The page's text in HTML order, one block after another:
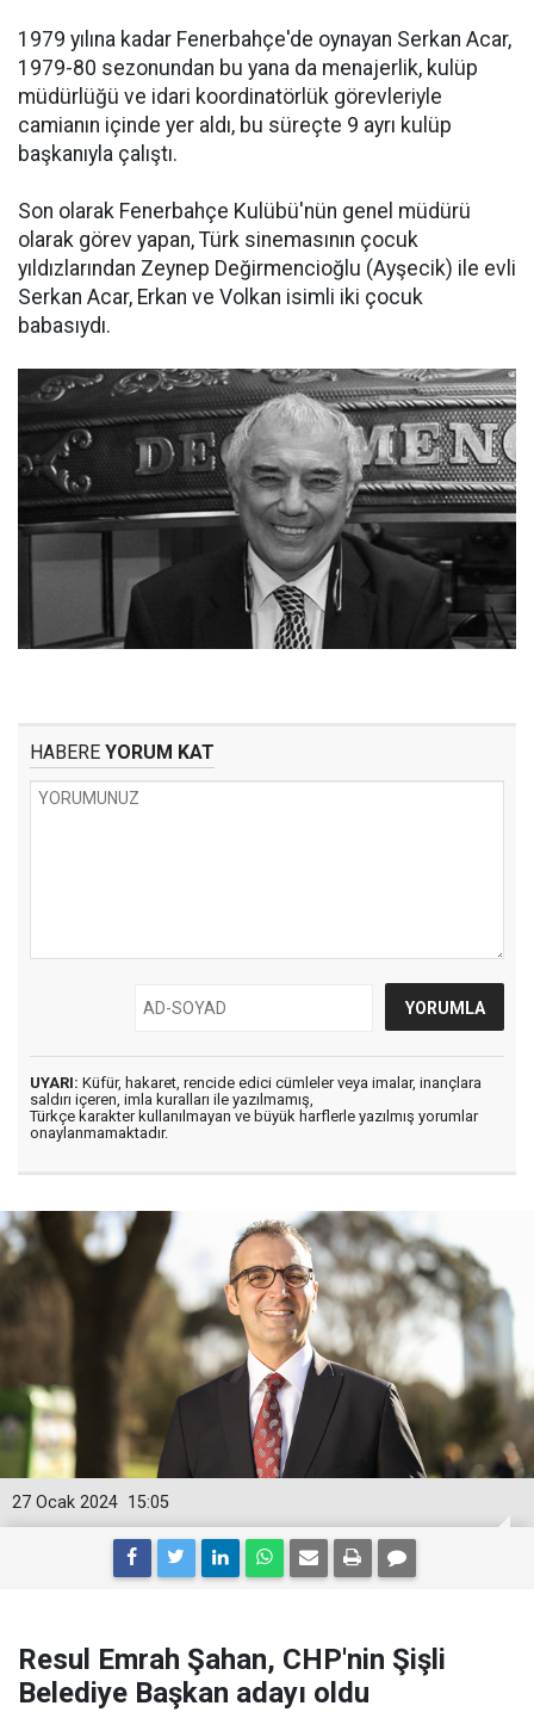
1979 yılına kadar Fenerbahçe'de oynayan Serkan Acar,
1979-80 sezonundan bu yana da menajerlik, kulüp
müdürlüğü ve idari koordinatörlük görevleriyle
camianın içinde yer aldı, bu süreçte 9 ayrı kulüp
başkanıyla çalıştı.
Son olarak Fenerbahçe Kulübü'nün genel müdürü
olarak görev yapan, Türk sinemasının çocuk
yıldızlarından Zeynep Değirmencioğlu (Ayşecik) ile evli
Serkan Acar, Erkan ve Volkan isimli iki çocuk
babasıydı.
HABERE YORUM KAT
UYARI: Küfür, hakaret, rencide edici cümleler veya imalar, inançlara
saldırı içeren, imla kuralları ile yazılmamış,
Türkçe karakter kullanılmayan ve büyük harflerle yazılmış yorumlar
onaylanmamaktadır.
15:05
27 Ocak 2024
Resul Emrah Şahan, CHP'nin Şişli
Belediye Başkan adayı oldu